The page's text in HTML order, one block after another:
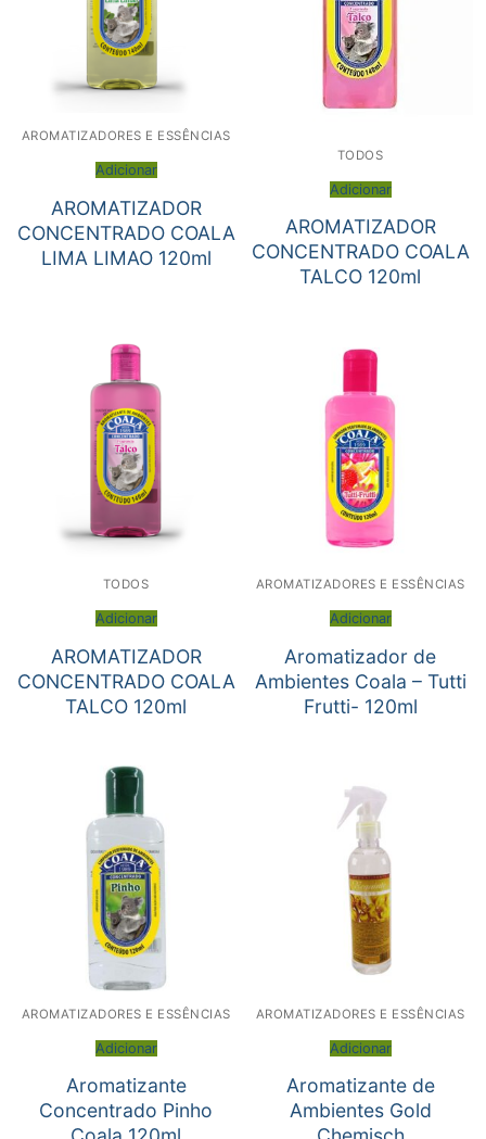
AROMATIZADORES E ESSÊNCIAS
Adicionar
AROMATIZADOR
CONCENTRADO COALA
LIMA LIMAO 120ml
TODOS
Adicionar
AROMATIZADOR
CONCENTRADO COALA
TALCO 120ml
TODOS
Adicionar
AROMATIZADOR
CONCENTRADO COALA
TALCO 120ml
AROMATIZADORES E ESSÊNCIAS
Adicionar
Aromatizador de
Ambientes Coala – Tutti
Frutti- 120ml
AROMATIZADORES E ESSÊNCIAS
Adicionar
Aromatizante
Concentrado Pinho
AROMATIZADORES E ESSÊNCIAS
Adicionar
Aromatizante de
Ambientes Gold